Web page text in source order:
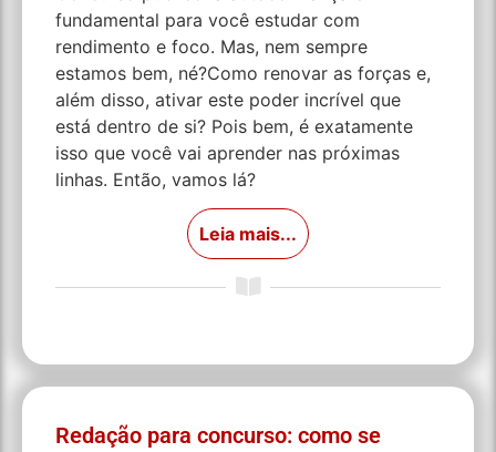
fundamental para você estudar com
rendimento e foco. Mas, nem sempre
estamos bem, né?Como renovar as forças e,
além disso, ativar este poder incrível que
está dentro de si? Pois bem, é exatamente
isso que você vai aprender nas próximas
linhas. Então, vamos lá?
Leia mais...
Redação para concurso: como se